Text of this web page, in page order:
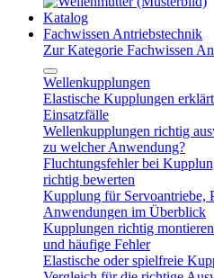
Katalog
Fachwissen Antriebstechnik
Zur Kategorie Fachwissen
Wellenkupplungen
Elastische Kupplungen
Einsatzfälle
Wellenkupplungen richtig
zu welcher Anwendung?
Fluchtungsfehler bei
richtig bewerten
Kupplung für Servoantriebe,
Anwendungen im Überblick
Kupplungen richtig
und häufige Fehler
Elastische oder spielfreie